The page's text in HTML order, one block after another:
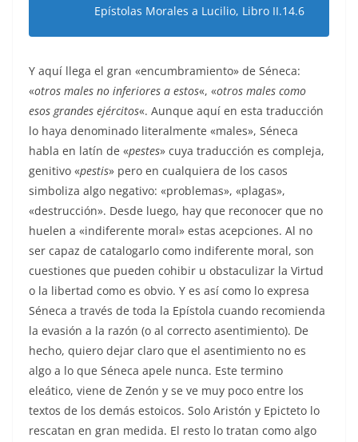
Epístolas Morales a Lucilio, Libro II.14.6
Y aquí llega el gran «encumbramiento» de Séneca:
«otros males no inferiores a estos«, «otros males como
esos grandes ejércitos«. Aunque aquí en esta traducción
lo haya denominado literalmente «males», Séneca
habla en latín de «pestes» cuya traducción es compleja,
genitivo «pestis» pero en cualquiera de los casos
simboliza algo negativo: «problemas», «plagas»,
«destrucción». Desde luego, hay que reconocer que no
huelen a «indiferente moral» estas acepciones. Al no
ser capaz de catalogarlo como indiferente moral, son
cuestiones que pueden cohibir u obstaculizar la Virtud
o la libertad como es obvio. Y es así como lo expresa
Séneca a través de toda la Epístola cuando recomienda
la evasión a la razón (o al correcto asentimiento). De
hecho, quiero dejar claro que el asentimiento no es
algo a lo que Séneca apele nunca. Este termino
eleático, viene de Zenón y se ve muy poco entre los
textos de los demás estoicos. Solo Aristón y Epicteto lo
rescatan en gran medida. El resto lo tratan como algo